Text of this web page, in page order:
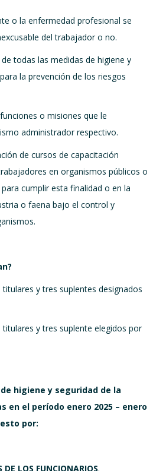
o la enfermedad profesional se
del trabajador o no.
todas las medidas de higiene y
la prevención de los riesgos
o misiones que le
administrador respectivo.
de cursos de capacitación
en organismos públicos o
cumplir esta finalidad o en la
o faena bajo el control y
titulares y tres suplentes designados
titulares y tres suplente elegidos por
higiene y seguridad de la
en el período enero 2025 – enero
por:
DE LOS FUNCIONARIOS.